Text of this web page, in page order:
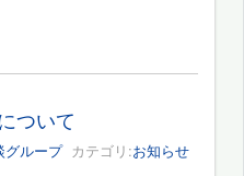
ついて
グループカテゴリ:お知らせ